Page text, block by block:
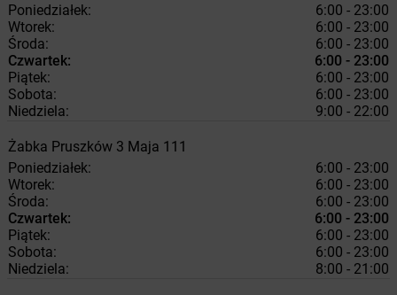
Poniedziałek:
6:00 - 23:00
Wtorek:
6:00 - 23:00
Środa:
6:00 - 23:00
Czwartek:
6:00 - 23:00
Piątek:
6:00 - 23:00
Sobota:
6:00 - 23:00
Niedziela:
9:00 - 22:00
Żabka Pruszków 3 Maja 111
Poniedziałek:
6:00 - 23:00
Wtorek:
6:00 - 23:00
Środa:
6:00 - 23:00
Czwartek:
6:00 - 23:00
Piątek:
6:00 - 23:00
Sobota:
6:00 - 23:00
Niedziela:
8:00 - 21:00